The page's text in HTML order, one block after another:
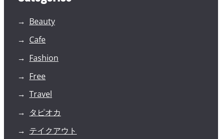
Beauty
Cafe
Fashion
Free
Travel
タピオカ
テイクアウト